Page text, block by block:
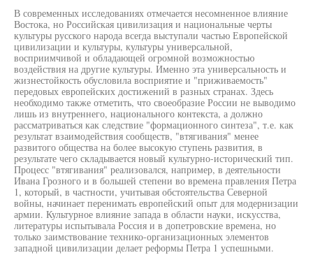
В современных исследованиях отмечается несомненное влияние
Востока, но Российская цивилизация и национальные черты
культуры русского народа всегда выступали частью Европейской
цивилизации и культуры, культуры универсальной,
восприимчивой и обладающей огромной возможностью
воздействия на другие культуры. Именно эта универсальность и
жизнестойкость обусловила восприятие и "приживаемость"
передовых европейских достижений в разных странах. Здесь
необходимо также отметить, что своеобразие России не выводимо
лишь из внутреннего, национального контекста, а должно
рассматриваться как следствие "формационного синтеза", т.е. как
результат взаимодействия сообществ, "втягивания" менее
развитого общества на более высокую ступень развития, в
результате чего складывается новый культурно-исторический тип.
Процесс "втягивания" реализовался, например, в деятельности
Ивана Грозного и в большей степени во времена правления Петра
1, который, в частности, учитывая обстоятельства Северной
войны, начинает перенимать европейский опыт для модернизации
армии. Культурное влияние запада в области науки, искусства,
литературы испытывала Россия и в допетровские времена, но
только заимствование технико-организационных элементов
западной цивилизации делает реформы Петра 1 успешными.